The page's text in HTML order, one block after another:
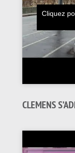
Cliquez
CLEMENS